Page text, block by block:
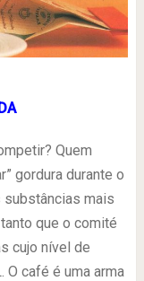
Quem
gordura durante o
substâncias mais
que o comité
cujo nível de
O café é uma arma